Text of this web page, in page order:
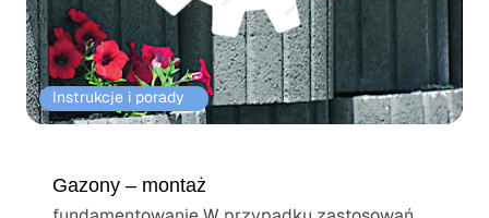
Instrukcje i porady⠀
Gazony – montaż